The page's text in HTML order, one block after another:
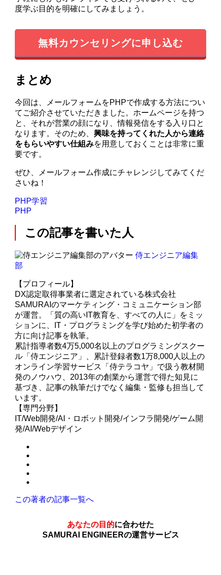
度学ぶ目的を明確にしてみましょう。
無料カウンセリングに申し込む
まとめ
今回は、メールフォームをPHPで作成する方法につい
てご紹介させていただきました。ホームページを持つ
と、それが営業の顔になり、情報発信をする入り口と
なります。そのため、興味を持ってくれた人から連絡
をもらいやすい仕組みを用意しておくことは非常に重
要です。
ぜひ、メールフォーム作成にチャレンジしてみてくだ
さいね！
PHP学習
PHP
この記事を書いた人
侍エンジニア編集
部
【プロフィール】
DX認定取得事業者に選定されている株式会社
SAMURAIのマーケティング・コミュニケーション部
が運営。「質の高いIT教育を、すべての人に」をミッ
ションに、IT・プログラミングを学び始めた初学者の
方に向け記事を執筆。
累計指導者数4万5,000名以上のプログラミングスクー
ル「侍エンジニア」、累計登録者数1万8,000人以上の
オンライン学習サービス「侍テラコヤ」で扱う教材開
発のノウハウ、2013年の創業から運営で得た知見に
基づき、記事の執筆だけでなく編集・監修も担当して
います。
【専門分野】
IT/Web開発/AI・ロボット開発/インフラ開発/ゲーム開
発/AI/Webデザイン
この著者の記事一覧へ
あなたの目的に合わせた
SAMURAI ENGINEERの運営サービス